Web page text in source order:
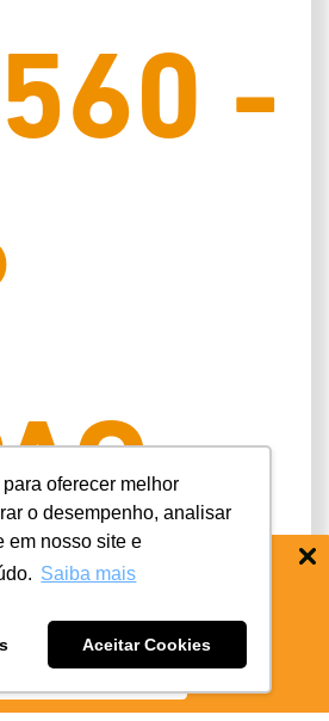
COIFE ODONTO:
BAIXE AGORA
oferecer melhor
o desempenho, analisar
em nosso site e
Saiba mais
Aceitar Cookies
-